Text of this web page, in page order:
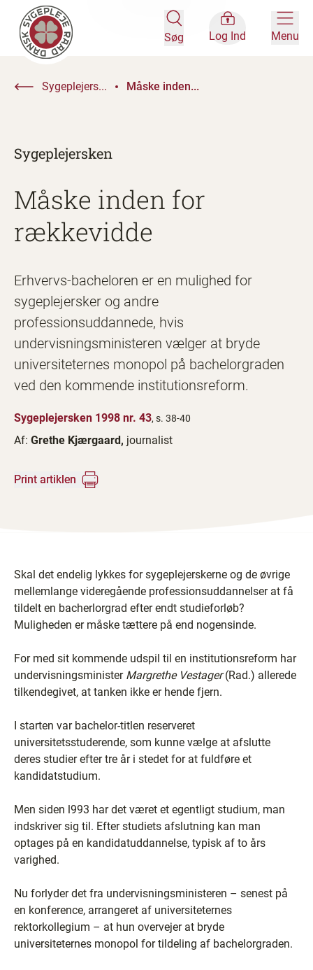
Søg Log Ind Menu
Sygeplejers... Måske inden...
Sygeplejersken
Måske inden for
rækkevidde
Erhvervs-bacheloren er en mulighed for
sygeplejersker og andre
professionsuddannede, hvis
undervisningsministeren vælger at bryde
universiteternes monopol på bachelorgraden
ved den kommende institutionsreform.
Sygeplejersken 1998 nr. 43, s. 38-40
Af: Grethe Kjærgaard, journalist
Print artiklen
Skal det endelig lykkes for sygeplejerskerne og de øvrige
mellemlange videregående professionsuddannelser at få
tildelt en bacherlorgrad efter endt studieforløb?
Muligheden er måske tættere på end nogensinde.
For med sit kommende udspil til en institutionsreform har
undervisningsminister Margrethe Vestager(Rad.) allerede
tilkendegivet, at tanken ikke er hende fjern.
I starten var bachelor-titlen reserveret
universitetsstuderende, som kunne vælge at afslutte
deres studier efter tre år i stedet for at fuldføre et
kandidatstudium.
Men siden l993 har det været et egentligt studium, man
indskriver sig til. Efter studiets afslutning kan man
optages på en kandidatuddannelse, typisk af to års
varighed.
Nu forlyder det fra undervisningsministeren – senest på
en konference, arrangeret af universiteternes
rektorkollegium – at hun overvejer at bryde
universiteternes monopol for tildeling af bachelorgraden.